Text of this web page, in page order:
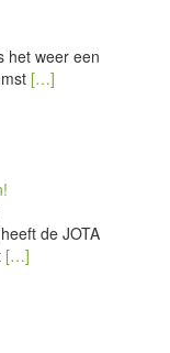
het weer een
[…]
de JOTA
[…]